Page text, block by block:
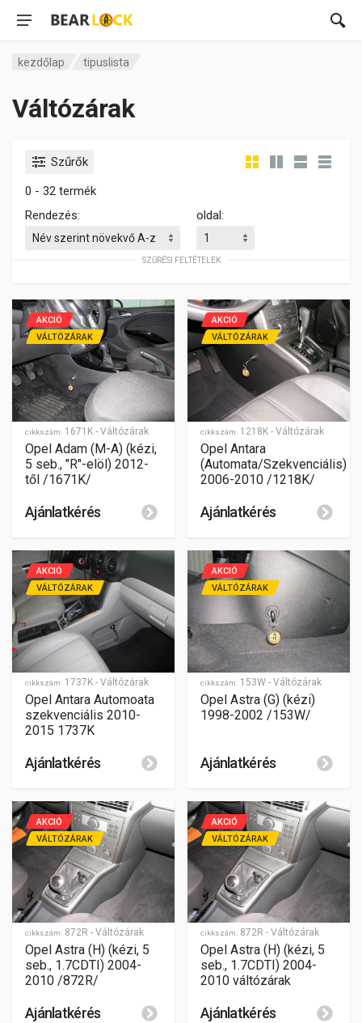
kezdőlap tipuslista
Váltózárak
Szűrők
0 - 32 termék
Rendezés:
oldal:
SZŰRÉSI FELTÉTELEK
cikkszám: 1671K - Váltózárak
AKCIÓ
VÁLTÓZÁRAK
Opel Adam (M-A) (kézi,
5 seb., "R"-elöl) 2012-
től /1671K/
Ajánlatkérés
cikkszám: 1218K - Váltózárak
AKCIÓ
VÁLTÓZÁRAK
Opel Antara
(Automata/Szekvenciális)
2006-2010 /1218K/
Ajánlatkérés
cikkszám: 1737K - Váltózárak
AKCIÓ
VÁLTÓZÁRAK
Opel Antara Automoata
szekvenciális 2010-
2015 1737K
Ajánlatkérés
cikkszám: 153W - Váltózárak
AKCIÓ
VÁLTÓZÁRAK
Opel Astra (G) (kézi)
1998-2002 /153W/
Ajánlatkérés
cikkszám: 872R - Váltózárak
AKCIÓ
VÁLTÓZÁRAK
Opel Astra (H) (kézi, 5
seb., 1.7CDTI) 2004-
2010 /872R/
Ajánlatkérés
cikkszám: 872R - Váltózárak
AKCIÓ
VÁLTÓZÁRAK
Opel Astra (H) (kézi, 5
seb., 1.7CDTI) 2004-
2010 váltózárak
Ajánlatkérés